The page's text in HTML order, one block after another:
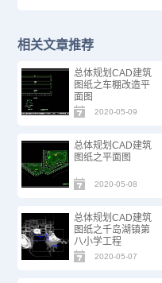
相关文章推荐
总体规划CAD建筑
图纸之车棚改造平
面图
2020-05-09
总体规划CAD建筑
图纸之平面图
2020-05-08
总体规划CAD建筑
图纸之千岛湖镇第
八小学工程
2020-05-07